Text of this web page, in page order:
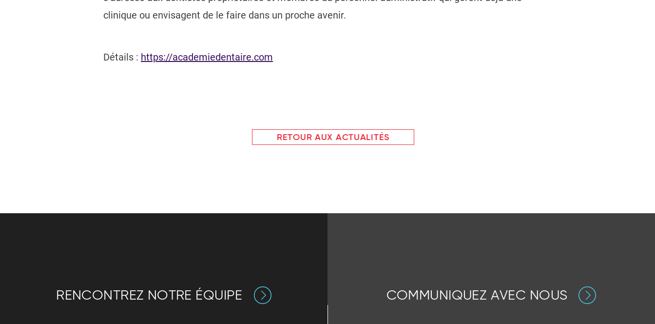
clinique ou envisagent de le faire dans un proche avenir.
Détails : https://academiedentaire.com
RETOUR AUX ACTUALITÉS
RENCONTREZ NOTRE ÉQUIPE COMMUNIQUEZ AVEC NOUS